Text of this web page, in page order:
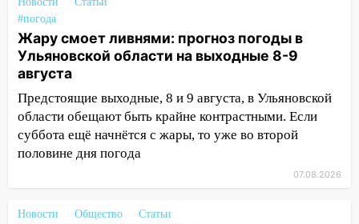
10:26
временно отключили холодную воду
10:14 В Ульяновске двоих участников
коррупционной схемы при ЦГКБ
отправили в колонию на 7 и 8 лет
09:52 Ночью беспилотники сбили над
соседними Татарстаном и Саратовской
областью
Бога в СИЗО
#погода
Жару смоет ливнями: прогноз погоды в
Ульяновской области на выходные 8-9
августа
Предстоящие выходные, 8 и 9 августа, в Ульяновской
области обещают быть крайне контрастными. Если
суббота ещё начнётся с жары, то уже во второй
половине дня погода
07.08.2026
Новости Общество
Статьи